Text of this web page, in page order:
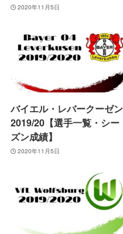
2020年11月5日
バイエル・レバークーゼン
2019/20【選手一覧・シー
ズン成績】
2020年11月5日